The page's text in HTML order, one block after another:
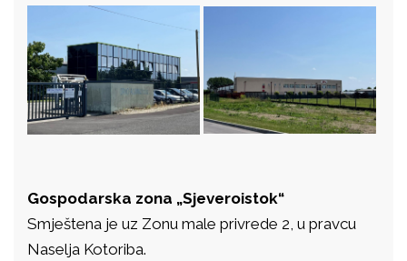
Gospodarska zona „Sjeveroistok“
Smještena je uz Zonu male privrede 2, u pravcu
Naselja Kotoriba.